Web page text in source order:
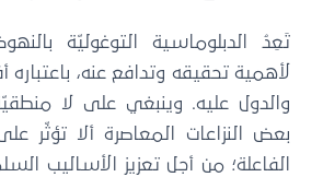
تَعِدُ الدبلوماسية التوغوليّة
لأهمية تحقيقه وتدافع عنه، باعتباره
والدول عليه. وينبغي على لا
بعض النزاعات المعاصرة ألا تؤثّر
الفاعلة؛ من أجل تعزيز الأساليب